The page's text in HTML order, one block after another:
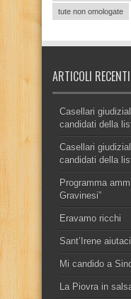
tute non omologate
ARTICOLI RECENTI
Casellari
candidati della
Casellari
candidati della
Programma
Gravinesi”
Eravamo ricchi
Sant’Irene
Mi candido a
La Piovra in